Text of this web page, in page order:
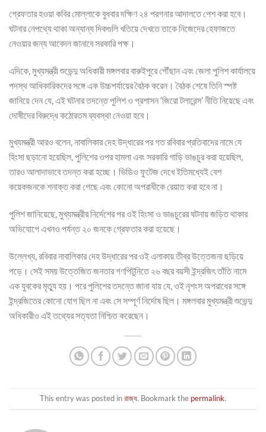
গ্রেফতার হওয়া কবির মোল্লাকে বুধবার দক্ষিণ ২৪ পরগনার আদালতে পেশ করা হবে।
ঘটনার নেপথ্যে থাকা অন্যান্য দিকগুলি খতিয়ে দেখতে তাকে নিজেদের হেফাজতে
নেওয়ার জন্য আবেদন জানাবে সরকারি পক্ষ।
এদিকে, মুখ্যমন্ত্রী শুভেন্দু অধিকারী মঙ্গলবার বারুইপুরে পৌঁছান এবং জেলা পুলিশ কার্যালয়ে
পদস্থ আধিকারিকদের সঙ্গে এক উচ্চপর্যায়ের বৈঠক করেন। বৈঠক শেষে তিনি স্পষ্ট
জানিয়ে দেন যে, এই ঘটনার তদন্তে পুলিশ ও প্রশাসন ‘জিরো টলারেন্স’ নীতি নিয়েছে এবং
দোষীদের বিরুদ্ধে কঠোরতম ব্যবস্থা নেওয়া হবে।
মুখ্যমন্ত্রী আরও বলেন, নাবালিকার দেহ উদ্ধারের পর গত রবিবার প্রতিবাদের নামে যে
হিংসা ছড়ানো হয়েছিল, পুলিশের ওপর হামলা এবং সরকারি গাড়ি ভাঙচুর করা হয়েছিল,
তারও আলাদাভাবে তদন্ত করা হচ্ছে। ভিডিও ফুটেজ দেখে ইতিমধ্যেই বেশ
কয়েকজনকে শনাক্ত করা গেছে এবং কোনো অপরাধীকে রেয়াত করা হবে না।
পুলিশ জানিয়েছে, মুখ্যমন্ত্রীর নির্দেশের পর ওই হিংসা ও ভাঙচুরের ঘটনায় জড়িত থাকার
অভিযোগে এখনও পর্যন্ত ২০ জনকে গ্রেফতার করা হয়েছে।
উল্লেখ্য, রবিবার নাবালিকার দেহ উদ্ধারের পর ওই এলাকায় তীব্র উত্তেজনা ছড়িয়ে
পড়ে। সেই সময় উত্তেজিত জনতার গণপিটুনিতে ২৬ বছর বয়সী ইন্দ্রজিৎ তাঁতি নামে
এক যুবকের মৃত্যু হয়। পরে পুলিশের তদন্তে জানা যায় যে, ওই নৃশংস অপরাধের সঙ্গে
ইন্দ্রজিতের কোনো যোগ ছিল না এবং সে সম্পূর্ণ নির্দোষ ছিল। মঙ্গলবার মুখ্যমন্ত্রী শুভেন্দু
অধিকারীও এই তথ্যের সত্যতা নিশ্চিত করেছেন।
This entry was posted inরাজ্য. Bookmark the permalink.